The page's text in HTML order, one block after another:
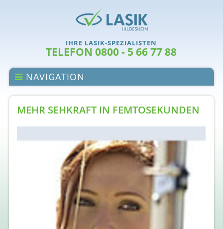
IHRE LASIK-SPEZIALISTEN
TELEFON 0800 - 5 66 77 88
NAVIGATION
MEHR SEHKRAFT IN FEMTOSEKUNDEN